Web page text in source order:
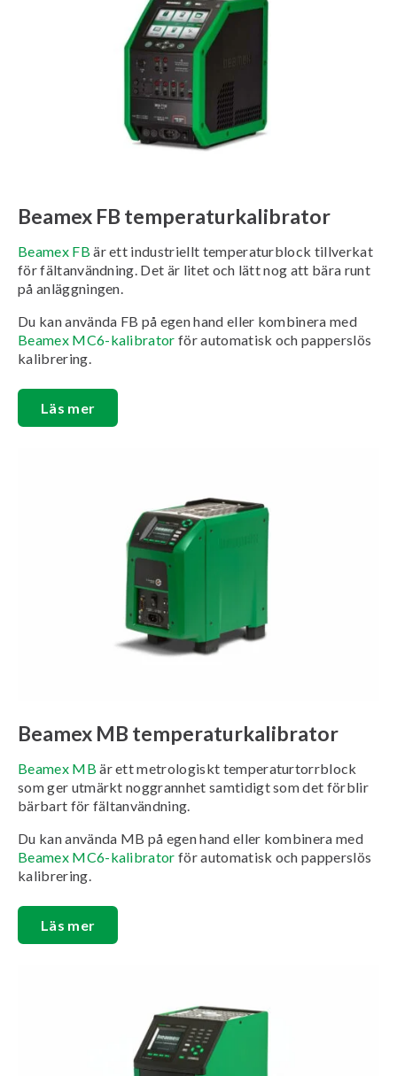
Beamex FB temperaturkalibrator
Beamex FB är ett industriellt temperaturblock tillverkat
för fältanvändning. Det är litet och lätt nog att bära runt
på anläggningen.
Du kan använda FB på egen hand eller kombinera med
Beamex MC6-kalibrator för automatisk och papperslös
kalibrering.
Läs mer
Beamex MB temperaturkalibrator
Beamex MB är ett metrologiskt temperaturtorrblock
som ger utmärkt noggrannhet samtidigt som det förblir
bärbart för fältanvändning.
Du kan använda MB på egen hand eller kombinera med
Beamex MC6-kalibrator för automatisk och papperslös
kalibrering.
Läs mer